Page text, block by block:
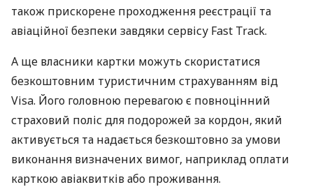
також прискорене проходження реєстрації та
авіаційної безпеки завдяки сервісу Fast Track.
А ще власники картки можуть скористатися
безкоштовним туристичним страхуванням від
Visa. Його головною перевагою є повноцінний
страховий поліс для подорожей за кордон, який
активується та надається безкоштовно за умови
виконання визначених вимог, наприклад оплати
карткою авіаквитків або проживання.